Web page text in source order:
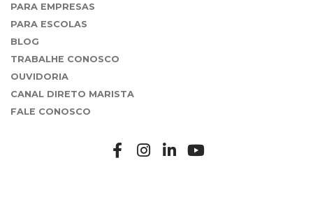
PARA EMPRESAS
PARA ESCOLAS
BLOG
TRABALHE CONOSCO
OUVIDORIA
CANAL DIRETO MARISTA
FALE CONOSCO